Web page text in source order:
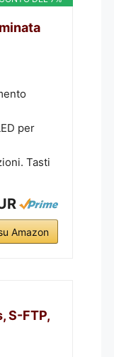
per
Tasti
Amazon
S-FTP,